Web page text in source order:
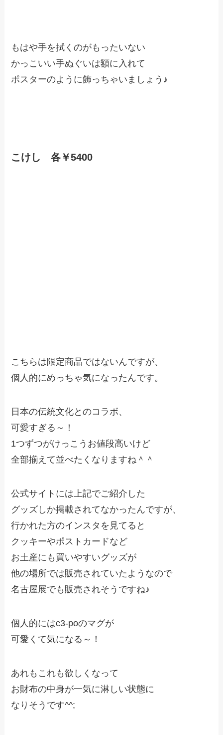
もはや手を拭くのがもったいない
かっこいい手ぬぐいは額に入れて
ポスターのように飾っちゃいましょう♪
こけし 各￥5400
こちらは限定商品ではないんですが、
個人的にめっちゃ気になったんです。
日本の伝統文化とのコラボ、
可愛すぎる～！
1つずつがけっこうお値段高いけど
全部揃えて並べたくなりますね＾＾
公式サイトには上記でご紹介した
グッズしか掲載されてなかったんですが、
行かれた方のインスタを見てると
クッキーやポストカードなど
お土産にも買いやすいグッズが
他の場所では販売されていたようなので
名古屋展でも販売されそうですね♪
個人的にはc3-poのマグが
可愛くて気になる～！
あれもこれも欲しくなって
お財布の中身が一気に淋しい状態に
なりそうです^^;